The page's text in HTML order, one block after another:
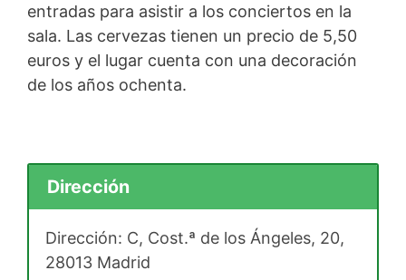
entradas para asistir a los conciertos en la
sala. Las cervezas tienen un precio de 5,50
euros y el lugar cuenta con una decoración
de los años ochenta.
Dirección
Dirección: C, Cost.ª de los Ángeles, 20,
28013 Madrid